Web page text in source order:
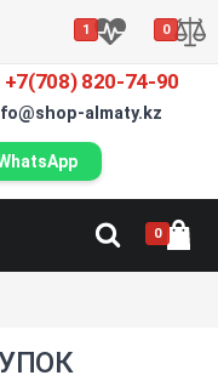
1 0
+7(708) 820-74-90
almaty.kz
0